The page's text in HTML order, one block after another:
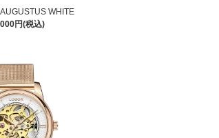
WHITE
円(税込)